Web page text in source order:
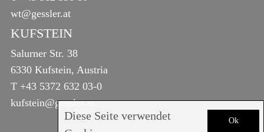
Ok
Diese Seite verwendet
wt@gessler.at
KUFSTEIN
Salurner Str. 38
6330 Kufstein, Austria
T +43 5372 632 03-0
kufstein@gessler.at